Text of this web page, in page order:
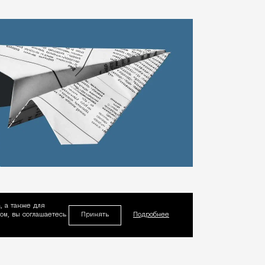
а также для
вы соглашаетесь
Принять Подробнее